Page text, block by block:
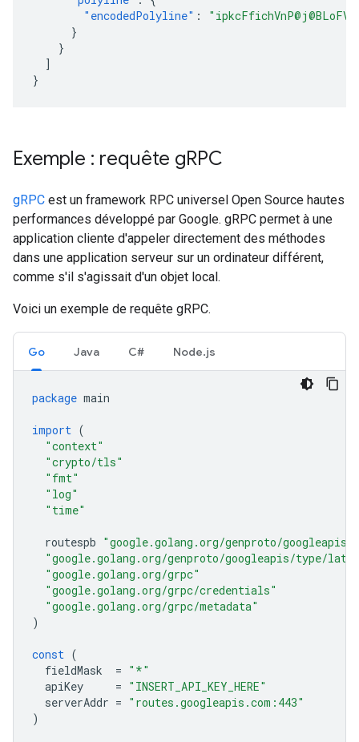
"encodedPolyline" :
}
}
]
}
Exemple : requête gRPC
gRPC est un framework RPC universel Open Source hautes
performances développé par Google. gRPC permet à une
application cliente d'appeler directement des méthodes
dans une application serveur sur un ordinateur différent,
comme s'il s'agissait d'un objet local.
Voici un exemple de requête gRPC.
Go Java C# Node.js
package main
import (
"context"
"crypto/tls"
"fmt"
"log"
"time"
routespb "google.golang.org/genproto/googleapis/
"google.golang.org/genproto/googleapis/type/
"google.golang.org/grpc"
"google.golang.org/grpc/credentials"
"google.golang.org/grpc/metadata"
)
const (
fieldMask
= "*"
apiKey
= "INSERT_API_KEY_HERE"
serverAddr = "routes.googleapis.com:443"
)